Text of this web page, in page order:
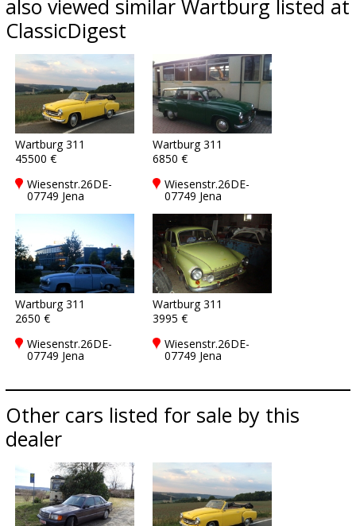
also viewed similar Wartburg listed at
ClassicDigest
Wartburg 311
45500 €
Wiesenstr.26DE-
07749 Jena
Wartburg 311
6850 €
Wiesenstr.26DE-
07749 Jena
Wartburg 311
2650 €
Wiesenstr.26DE-
07749 Jena
Wartburg 311
3995 €
Wiesenstr.26DE-
07749 Jena
Other cars listed for sale by this
dealer